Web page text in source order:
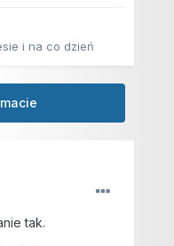
i na co dzień
tak.